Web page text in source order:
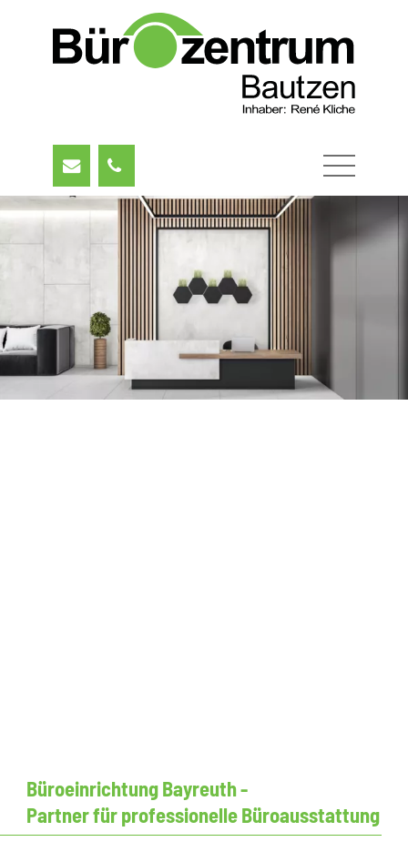
Büroeinrichtung Bayreuth -
Partner für professionelle Büroausstattung